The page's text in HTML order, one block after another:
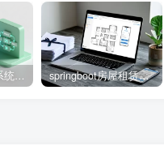
微信小程序预约系统源码 – 知海论文 springboot房屋租赁系统源码 – 知海论文